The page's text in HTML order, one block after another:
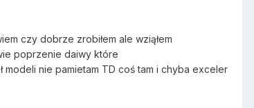
czy dobrze zrobiłem ale wziąłem
poprzenie daiwy które
nie pamietam TD coś tam i chyba exceler